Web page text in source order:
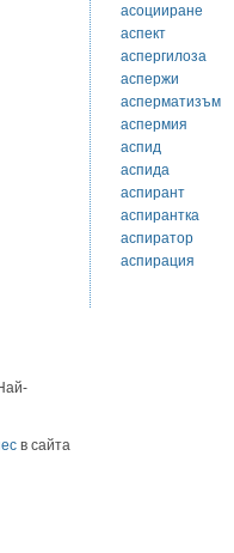
в сайта
асоцииране
аспект
аспергилоза
аспержи
асперматизъм
аспермия
аспид
аспида
аспирант
аспирантка
аспиратор
аспирация